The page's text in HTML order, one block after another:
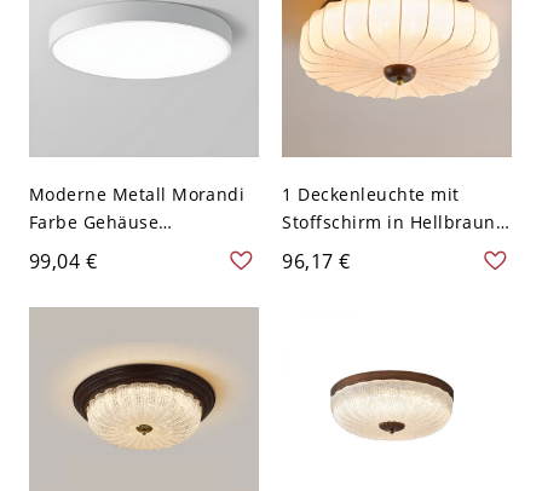
Moderne Metall Morandi
Farbe Gehäuse
Deckenleuchte Rund
Schirm LED 1-Licht
Deckenlampe - Weiß
Weißlicht
99,04 €
1 Deckenleuchte mit
Stoffschirm in Hellbraun
mit Pflaumenfeder-Optik -
110V-120V 40,64 cm
96,17 €